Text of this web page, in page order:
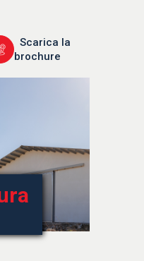
Scarica la
brochure